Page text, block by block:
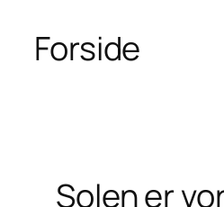
Forside
Solen er